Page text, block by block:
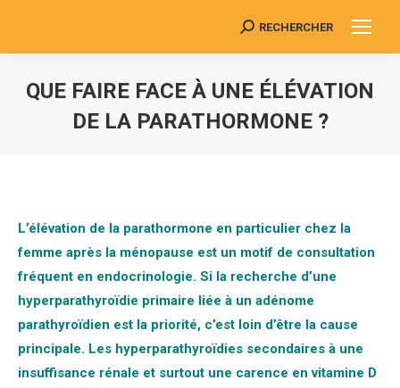
Search:
RECHERCHER
QUE FAIRE FACE À UNE ÉLÉVATION
DE LA PARATHORMONE ?
L’élévation de la parathormone en particulier chez la
femme après la ménopause est un motif de consultation
fréquent en endocrinologie. Si la recherche d’une
hyperparathyroïdie primaire liée à un adénome
parathyroïdien est la priorité, c’est loin d’être la cause
principale. Les hyperparathyroïdies secondaires à une
insuffisance rénale et surtout une carence en vitamine D